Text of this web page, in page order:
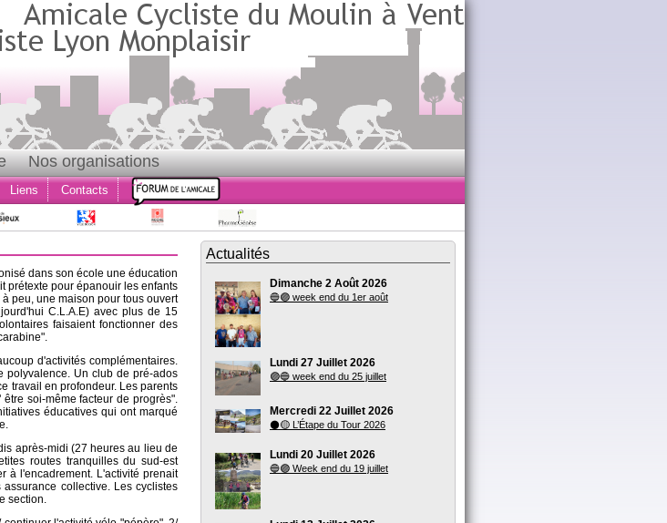
Nos organisations
Liens Contacts
dans son école une éducation
prétexte pour épanouir les enfants
peu, une maison pour tous ouvert
C.L.A.E) avec plus de 15
faisaient fonctionner des
d'activités complémentaires.
polyvalence. Un club de pré-ados
travail en profondeur. Les parents
soi-même facteur de progrès".
éducatives qui ont marqué
après-midi (27 heures au lieu de
routes tranquilles du sud-est
à l'encadrement. L'activité prenait
collective. Les cyclistes
section.
Actualités
Dimanche 2 Août 2026
🔵🟣 week end du 1er août
Lundi 27 Juillet 2026
🟣🔵 week end du 25 juillet
Mercredi 22 Juillet 2026
⚫🟡 L’Étape du Tour 2026
Lundi 20 Juillet 2026
🔵🟣 Week end du 19 juillet